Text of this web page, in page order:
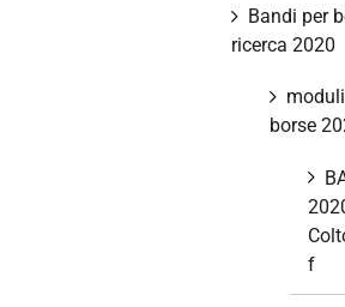
Bandi per
ricerca 2020
borse
f